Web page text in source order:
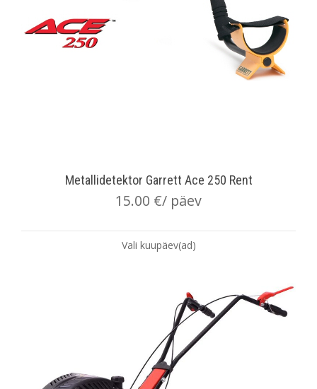
Metallidetektor Garrett Ace 250 Rent
15.00 €/ päev
Vali kuupäev(ad)